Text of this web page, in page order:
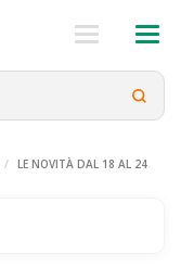
LE NOVITÀ DAL 18 AL 24